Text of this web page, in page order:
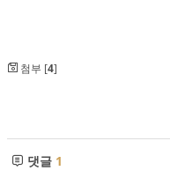
첨부 [4]
댓글 1